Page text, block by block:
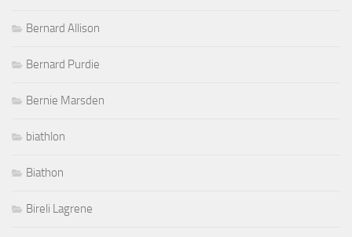
Bernard Allison
Bernard Purdie
Bernie Marsden
biathlon
Biathon
Bireli Lagrene